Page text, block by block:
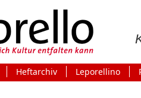
Heftarchiv Leporellino